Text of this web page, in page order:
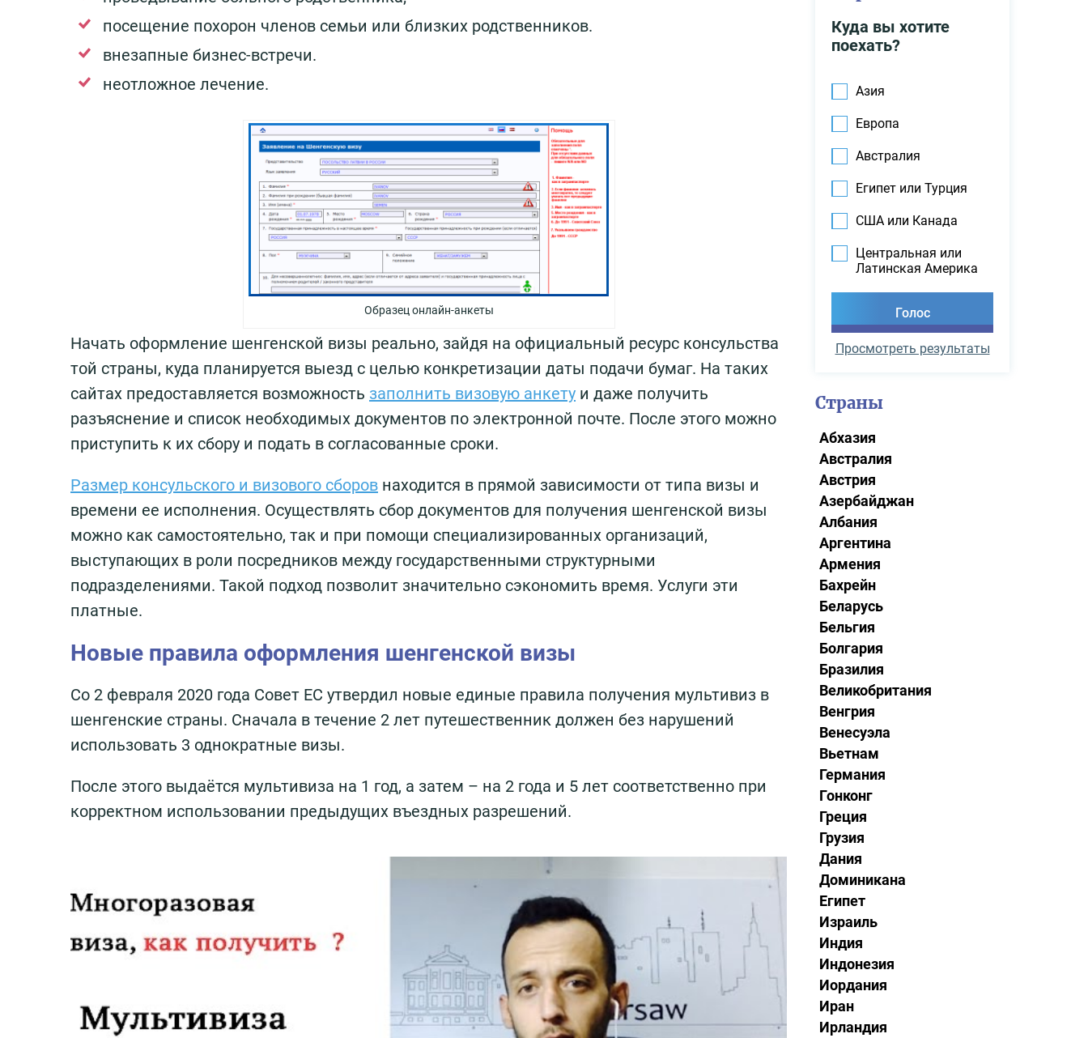
посещение похорон членов семьи или близких родственников.
внезапные бизнес-встречи.
неотложное лечение.
Образец онлайн-анкеты
Начать оформление шенгенской визы реально, зайдя на официальный ресурс консульства
той страны, куда планируется выезд с целью конкретизации даты подачи бумаг. На таких
сайтах предоставляется возможность заполнить визовую анкету и даже получить
разъяснение и список необходимых документов по электронной почте. После этого можно
приступить к их сбору и подать в согласованные сроки.
Размер консульского и визового сборов находится в прямой зависимости от типа визы и
времени ее исполнения. Осуществлять сбор документов для получения шенгенской визы
можно как самостоятельно, так и при помощи специализированных организаций,
выступающих в роли посредников между государственными структурными
подразделениями. Такой подход позволит значительно сэкономить время. Услуги эти
платные.
Новые правила оформления шенгенской визы
Со 2 февраля 2020 года Совет ЕС утвердил новые единые правила получения мультивиз в
шенгенские страны. Сначала в течение 2 лет путешественник должен без нарушений
использовать 3 однократные визы.
После этого выдаётся мультивиза на 1 год, а затем – на 2 года и 5 лет соответственно при
корректном использовании предыдущих въездных разрешений.
Куда вы хотите
поехать?
Азия
Европа
Австралия
Египет или Турция
США или Канада
Центральная или
Латинская Америка
Просмотреть результаты
Страны
Абхазия
Австралия
Австрия
Азербайджан
Албания
Аргентина
Армения
Бахрейн
Беларусь
Бельгия
Болгария
Бразилия
Великобритания
Венгрия
Венесуэла
Вьетнам
Германия
Гонконг
Греция
Грузия
Дания
Доминикана
Египет
Израиль
Индия
Индонезия
Иордания
Иран
Ирландия